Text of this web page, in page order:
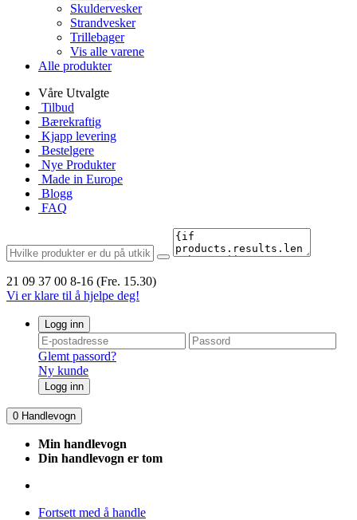
Skuldervesker
Strandvesker
Trillebager
Vis alle varene
Alle produkter
Våre Utvalgte
Tilbud
Bærekraftig
Kjapp levering
Bestelgere
Nye Produkter
Made in Europe
Blogg
FAQ
21 09 37 00 8-16 (Fre. 15.30)
Vi er klare til å hjelpe deg!
Logg inn
Glemt passord?
Ny kunde
Logg inn
0 Handlevogn
Min handlevogn
Din handlevogn er tom
Fortsett med å handle